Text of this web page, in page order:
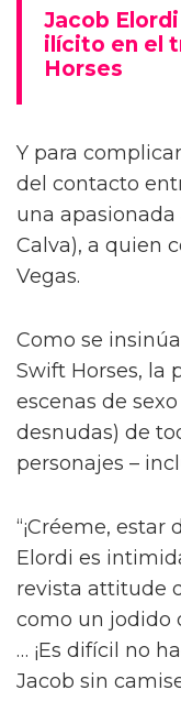
Jacob
ilícito en el
Horses
Y para
del contacto
una
Calva), a quien
Vegas.
Como se
Swift Horses, la
escenas de
desnudas) de
personajes –
“¡Créeme,
Elordi es
revista attitude
como un jodido
… ¡Es difícil no
Jacob sin